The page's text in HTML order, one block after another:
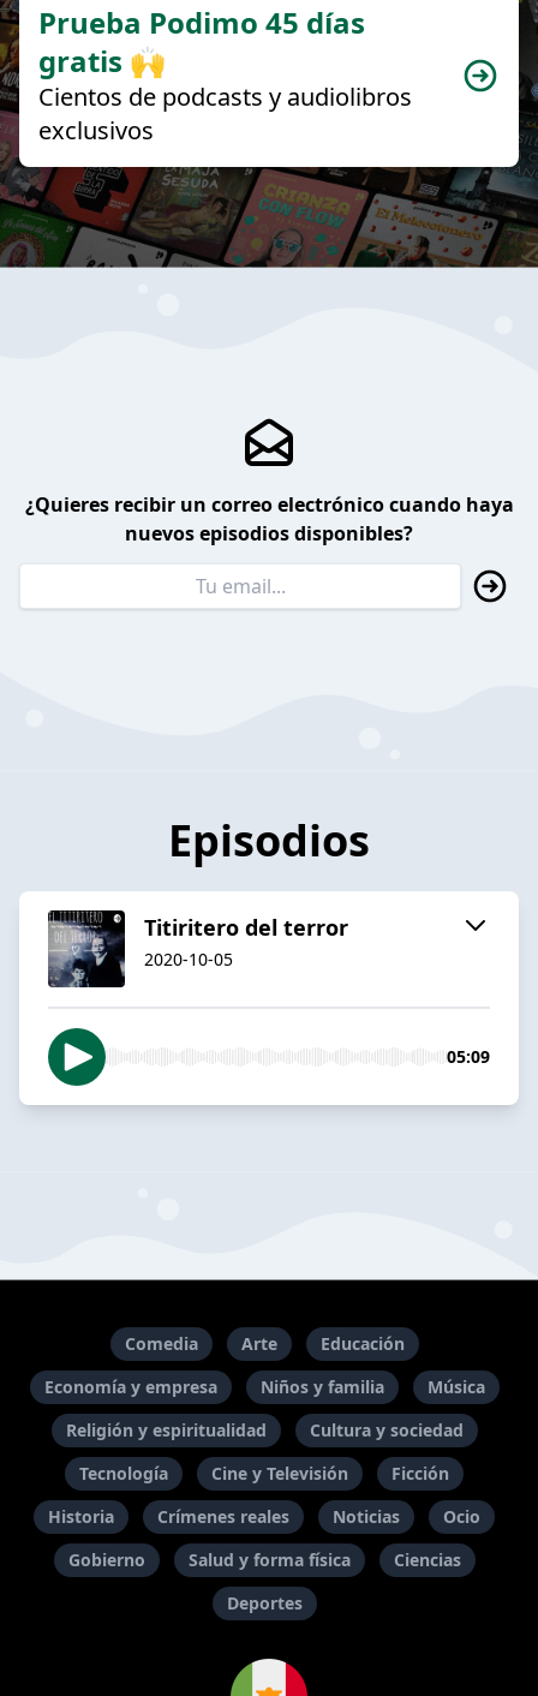
Prueba Podimo 45 días
gratis 🙌
Cientos de podcasts y audiolibros
exclusivos
¿Quieres recibir un correo electrónico cuando haya
nuevos episodios disponibles?
Episodios
Titiritero del terror
2020-10-05
05:09
Comedia Arte
Educación
Economía y empresa
Niños y familia
Música
Religión y espiritualidad
Cultura y sociedad
Tecnología
Cine y Televisión
Ficción
Historia
Crímenes reales Noticias
Ocio
Gobierno
Salud y forma física
Ciencias
Deportes